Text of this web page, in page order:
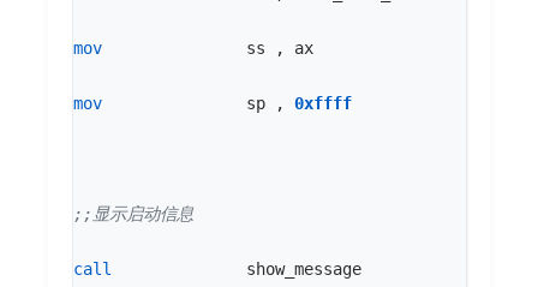
mov ss , ax
mov sp , 0xffff
call show_message